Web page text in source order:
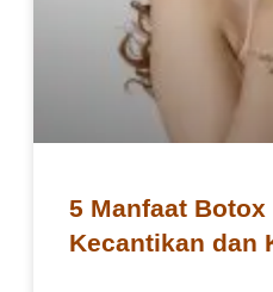
5 Manfaat
Kecantikan dan